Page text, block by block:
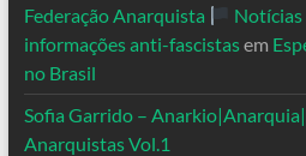
Federação Anarquista
informações anti-fascistasem
no Brasil
Sofia Garrido –
Anarquistas Vol.1